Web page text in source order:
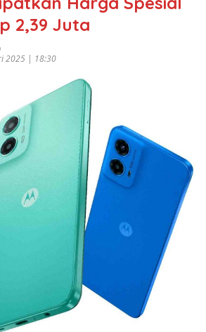
2,39 Juta
2025 | 18:30